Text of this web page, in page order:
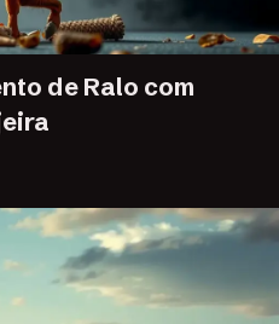
de Ralo com